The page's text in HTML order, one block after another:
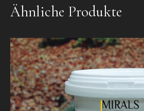
Ähnliche Produkte